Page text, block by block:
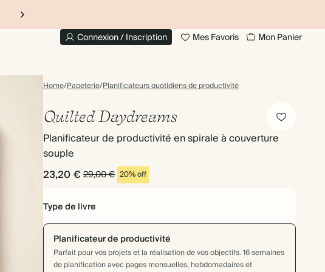
Connexion / Inscription Mes Favoris Mon Panier
Home/Papeterie/Planificateurs quotidiens de productivité
Quilted Daydreams
Planificateur de productivité en spirale à couverture
souple
23,20 € 29,00 € 20% off
Type de livre
Planificateur de productivité
Parfait pour vos projets et la réalisation de vos objectifs. 16 semaines
de planification avec pages mensuelles, hebdomadaires et